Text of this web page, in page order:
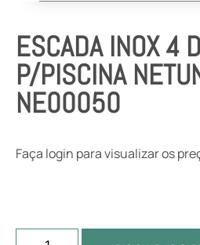
ESCADA INOX 4
P/PISCINA
NE00050
Faça login para visualizar os